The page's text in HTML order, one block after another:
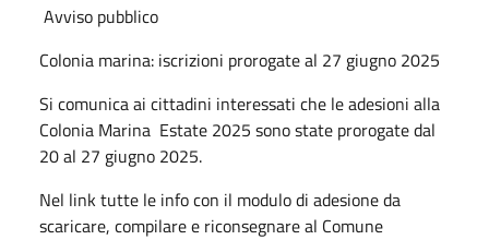
Avviso pubblico
Colonia marina: iscrizioni prorogate al 27 giugno 2025
Si comunica ai cittadini interessati che le adesioni alla
Colonia Marina Estate 2025 sono state prorogate dal
20 al 27 giugno 2025.
Nel link tutte le info con il modulo di adesione da
scaricare, compilare e riconsegnare al Comune